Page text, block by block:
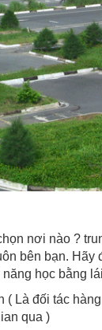
nơi nào ?
bên bạn. Hãy
học bằng
Là đối tác
qua )